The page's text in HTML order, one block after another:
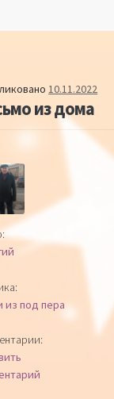
10.11.2022
из дома
из под пера